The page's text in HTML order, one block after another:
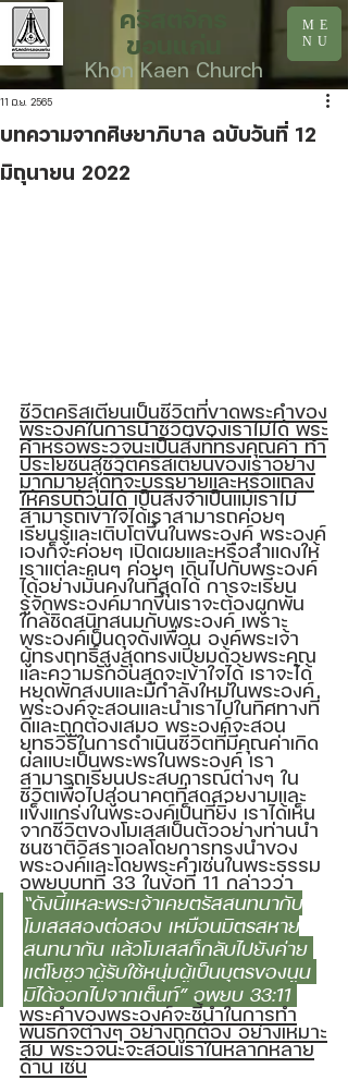
ME
NU
คริสตจักร
ขอนแก่น
Khon Kaen Church
บทความจากศิษยาภิบาล ฉบับวันที่ 12
มิถุนายน 2022
11 มิ.ย. 2565
ชีวิตคริสเตียนเป็นชีวิตที่ขาดพระคำของ
พระองค์ในการนำชีวิตของเราไม่ได้ พระ
คำหรือพระวจนะเป็นสิ่งที่ทรงคุณค่า ทำ
ประโยชน์สู่ชีวิตคริสเตียนของเราอย่าง
มากมายสุดที่จะบรรยายและหรือแถลง
ให้ครบถ้วนได้ เป็นสิ่งจำเป็นแม้เราไม่
สามารถเข้าใจได้เราสามารถค่อยๆ
เรียนรู้และเติบโตขึ้นในพระองค์ พระองค์
เองก็จะค่อยๆ เปิดเผยและหรือสำแดงให้
เราแต่ละคนๆ ค่อยๆ เดินไปกับพระองค์
ได้อย่างมั่นคงในที่สุดได้ การจะเรียน
รู้จักพระองค์มากขึ้นเราจะต้องผูกพัน
ใกล้ชิดสนิทสนมกับพระองค์ เพราะ
พระองค์เป็นดุจดังเพื่อน องค์พระเจ้า
ผู้ทรงฤทธิ์สูงสุดทรงเปี่ยมด้วยพระคุณ
และความรักอันสุดจะเข้าใจได้ เราจะได้
หยุดพักสงบและมีกำลังใหม่ในพระองค์
พระองค์จะสอนและนำเราไปในทิศทางที่
ดีและถูกต้องเสมอ พระองค์จะสอน
ยุทธวิธีในการดำเนินชีวิตที่มีคุณค่าเกิด
ผลแบะเป็นพระพรในพระองค์ เรา
สามารถเรียนประสบการณ์ต่างๆ ใน
ชีวิตเพื่อไปสู่อนาคตที่สดสวยงามและ
แข็งแกร่งในพระองค์เป็นที่ยิ่ง เราได้เห็น
จากชีวิตของโมเสสเป็นตัวอย่างท่านนำ
ชนชาติอิสราเอลโดยการทรงนำของ
พระองค์และโดยพระคำเช่นในพระธรรม
อพยบบทที่ 33 ในข้อที่ 11 กล่าวว่า
“ดังนี้แหละพระเจ้าเคยตรัสสนทนากับ
โมเสสสองต่อสอง เหมือนมิตรสหาย
สนทนากัน แล้วโมเสสก็กลับไปยังค่าย
แต่โยชูวาผู้รับใช้หนุ่มผู้เป็นบุตรของนูน
มิได้ออกไปจากเต็นท์” อพยบ 33:11
พระคำของพระองค์จะชี้นำในการทำ
พันธกิจต่างๆ อย่างถูกต้อง อย่างเหมาะ
สม พระวจนะจะสอนเราในหลากหลาย
ด้าน เช่น